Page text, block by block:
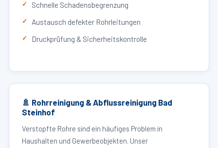
Schnelle Schadensbegrenzung
Austausch defekter Rohrleitungen
Druckprüfung & Sicherheitskontrolle
🚿 Rohrreinigung & Abflussreinigung Bad
Steinhof
Verstopfte Rohre sind ein häufiges Problem in
Haushalten und Gewerbeobjekten. Unser